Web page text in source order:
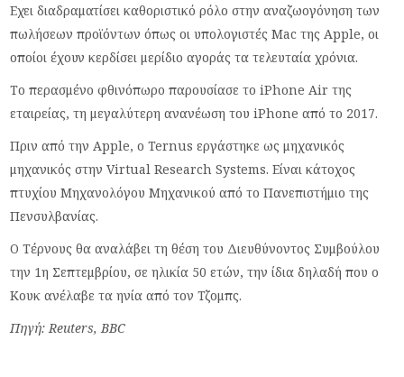
Εχει διαδραματίσει καθοριστικό ρόλο στην αναζωογόνηση των
πωλήσεων προϊόντων όπως οι υπολογιστές Mac της Apple, οι
οποίοι έχουν κερδίσει μερίδιο αγοράς τα τελευταία χρόνια.
Το περασμένο φθινόπωρο παρουσίασε το iPhone Air της
εταιρείας, τη μεγαλύτερη ανανέωση του iPhone από το 2017.
Πριν από την Apple, ο Ternus εργάστηκε ως μηχανικός
μηχανικός στην Virtual Research Systems. Είναι κάτοχος
πτυχίου Μηχανολόγου Μηχανικού από το Πανεπιστήμιο της
Πενσυλβανίας.
Ο Τέρνους θα αναλάβει τη θέση του Διευθύνοντος Συμβούλου
την 1η Σεπτεμβρίου, σε ηλικία 50 ετών, την ίδια δηλαδή που ο
Κουκ ανέλαβε τα ηνία από τον Τζομπς.
Πηγή: Reuters, BBC